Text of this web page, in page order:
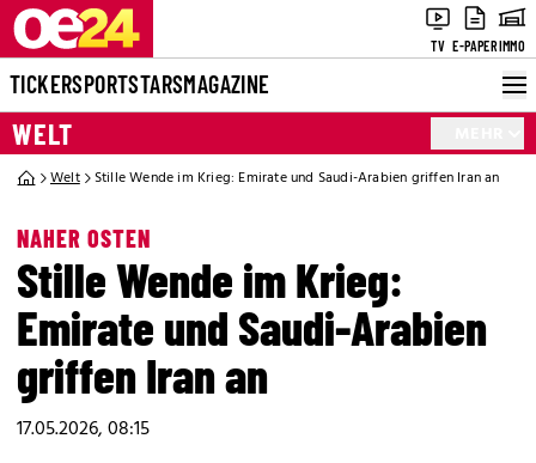
TV E-PAPERIMMO
TICKERSPORTSTARSMAGAZINE
WELT
Welt Stille Wende im Krieg: Emirate und Saudi-Arabien griffen Iran an
NAHER OSTEN
Stille Wende im Krieg:
Emirate und Saudi-Arabien
griffen Iran an
17.05.2026, 08:15